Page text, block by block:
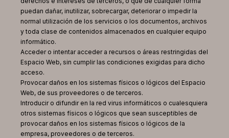
puedan dañar, inutilizar, sobrecargar, deteriorar o impedir la
normal utilización de los servicios o los documentos, archivos
y toda clase de contenidos almacenados en cualquier equipo
informático.
Acceder o intentar acceder a recursos o áreas restringidas del
Espacio Web, sin cumplir las condiciones exigidas para dicho
acceso.
Provocar daños en los sistemas físicos o lógicos del Espacio
Web, de sus proveedores o de terceros.
Introducir o difundir en la red virus informáticos o cualesquiera
otros sistemas físicos o lógicos que sean susceptibles de
provocar daños en los sistemas físicos o lógicos de la
empresa, proveedores o de terceros.